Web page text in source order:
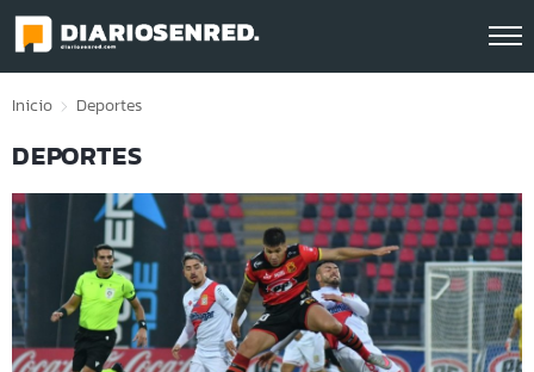
Click acá para ir directamente al contenido
Inicio Deportes
DEPORTES